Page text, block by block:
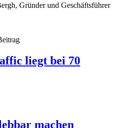
Gründer und Geschäftsführer
liegt bei 70
machen